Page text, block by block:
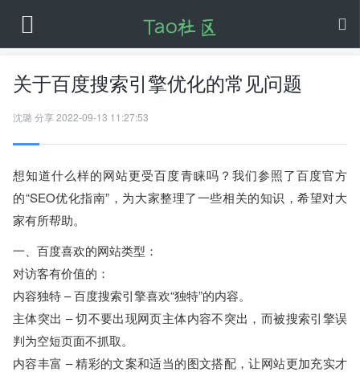
关于百度搜索引擎优化的常见问题
沈璐 分享2022-09-13 11:27:53
想知道什么样的网站更受百度青睐吗？我们参照了百度官方
的“SEO优化指南”，为大家整理了一些相关的知识，希望对大
家有所帮助。
一、百度喜欢的网站类型：
对访客有价值的：
内容独特 – 百度搜索引擎喜欢“独特”的内容。
主体突出 – 切不要出现网页主体内容不突出，而被搜索引擎误
判为空短页面不抓取。
内容丰富 – 精彩的文案和适当的图文搭配，让网站更加充实才